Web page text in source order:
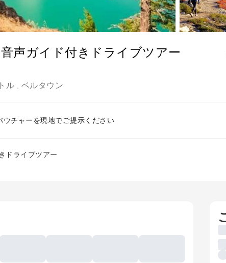
声ガイド付きドライブツアー
ル ベルタウン
ウチャーを現地でご提示ください
ドライブツアー